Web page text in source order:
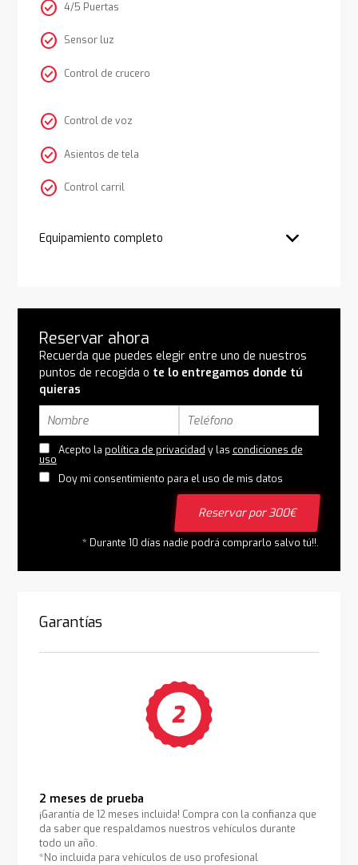
check_circle 4/5 Puertas
check_circle Sensor luz
check_circle Control de crucero
check_circle Control de voz
check_circle Asientos de tela
check_circle Control carril
Equipamiento completo
Reservar ahora
Recuerda que puedes elegir entre uno de nuestros
puntos de recogida o te lo entregamos donde tú
quieras
Acepto la política de privacidad y las condiciones de
uso
Doy mi consentimiento para el uso de mis datos
Reservar por 300€
* Durante 10 días nadie podrá comprarlo salvo tú!!.
Garantías
2 meses de prueba
¡Garantía de 12 meses incluida! Compra con la confianza que
da saber que respaldamos nuestros vehículos durante
todo un año.
*No incluida para vehículos de uso profesional